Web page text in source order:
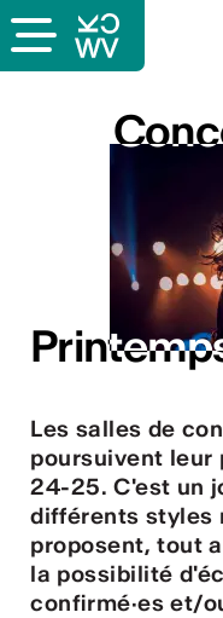
Les salles de
poursuivent leur
24-25. C'est un
différents styles
proposent, tout
la possibilité
confirmé·es et/